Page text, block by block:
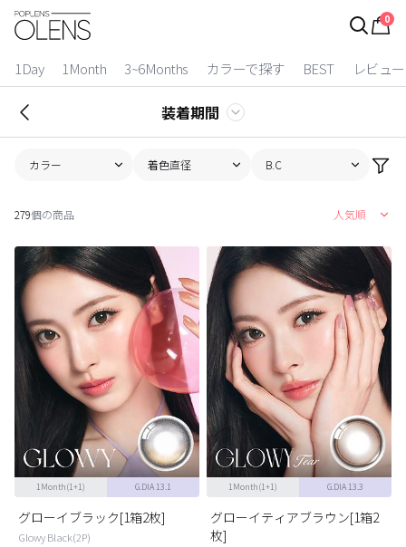
0
1Day 1Month 3~6Months カラーで探す BEST レビュー
ログイン
カラコン比較
今月限定特典
ベスト
カラコン
装着期間
2 Weeks
1 Month
3~6 Months
よりどりキット
カラー
ブラウン
チョコ
グレー
ブラック
グリーン
ブルー
ピンク
装着期間
カラー 着色直径 B.C
279個の商品 人気順
1Month(1+1) G.DIA 13.1
グローイブラック[1箱2枚]
Glowy Black(2P)
1Month(1+1) G.DIA 13.3
グローイティアブラウン[1箱2
枚]